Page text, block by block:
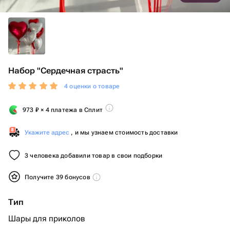
Набор "Сердечная страсть"
4 оценки о товаре
973 ₽ × 4 платежа в Сплит
Укажите адрес , и мы узнаем стоимость доставки
3 человека добавили товар в свои подборки
Получите 39 бонусов
Тип
Шары для приколов